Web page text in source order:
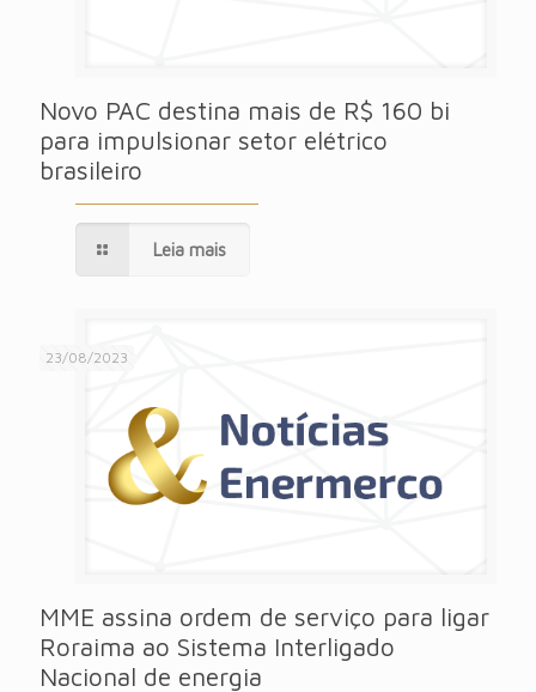
Novo PAC destina mais de R$ 160 bi
para impulsionar setor elétrico
brasileiro
Leia mais
23/08/2023
MME assina ordem de serviço para ligar
Roraima ao Sistema Interligado
Nacional de energia